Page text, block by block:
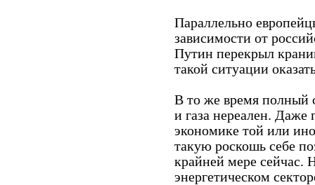
Параллельно
зависимости от
Путин перекрыл
такой ситуации
В то же время полный
и газа нереален. Даже
экономике той или
такую ​​роскошь себе
крайней мере сейчас.
энергетическом